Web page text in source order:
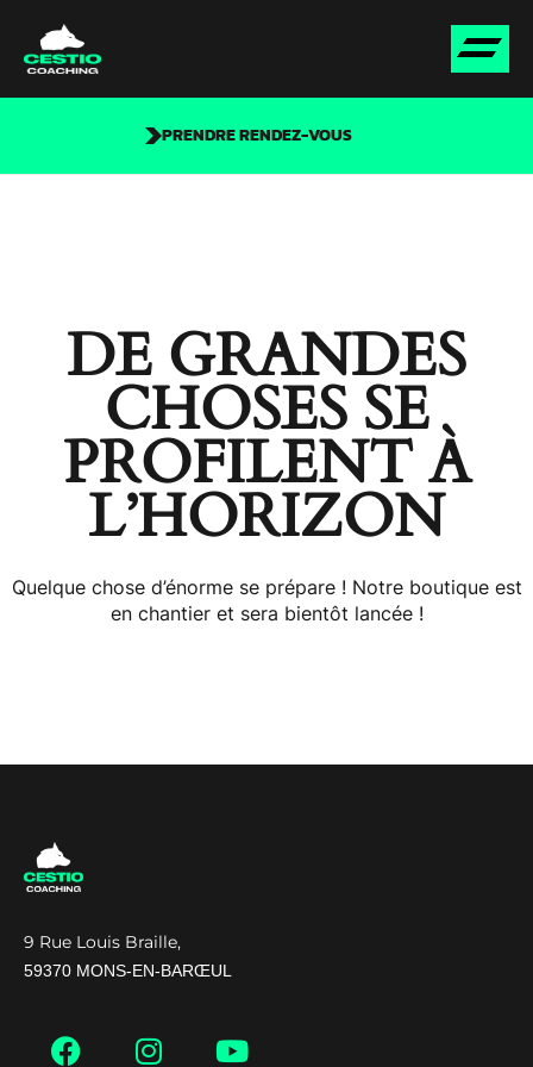
PRENDRE RENDEZ-VOUS
DE GRANDES
CHOSES SE
PROFILENT À
L’HORIZON
Quelque chose d’énorme se prépare ! Notre boutique est
en chantier et sera bientôt lancée !
9 Rue Louis Braille,
59370 MONS-EN-BARŒUL